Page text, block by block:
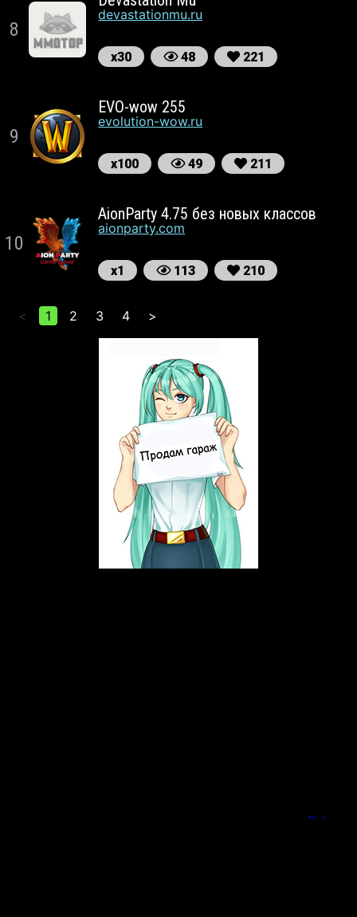
8
devastationmu.ru
х30 48 221
9
EVO-wow 255
evolution-wow.ru
х100 49 211
10
AionParty 4.75 без новых классов
aionparty.com
х1 113 210
< 1 2 3 4 >